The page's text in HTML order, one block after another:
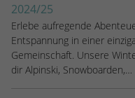
2024/25
Erlebe aufregende
Entspannung in einer
Gemeinschaft. Unsere
dir Alpinski, Snowboarden,…
Zweck
bei der
darüber,